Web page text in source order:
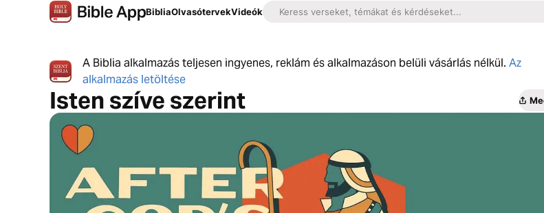
BibliaOlvasótervekVideók
A Biblia alkalmazás teljesen ingyenes, reklám és alkalmazáson belüli vásárlás nélkül. Az
alkalmazás letöltése
Isten szíve szerint